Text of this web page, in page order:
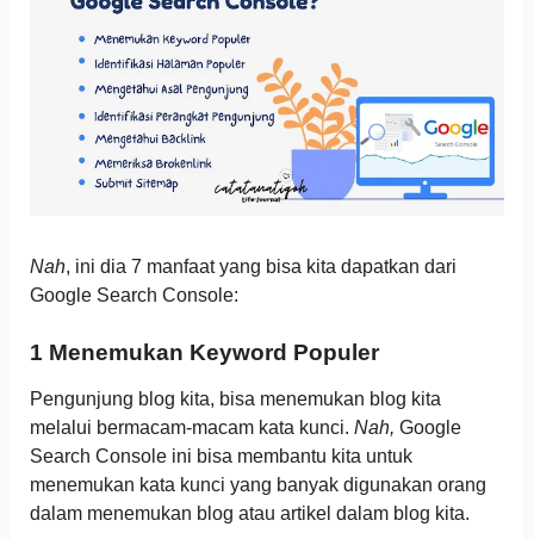
Nah, ini dia 7 manfaat yang bisa kita dapatkan dari
Google Search Console:
1 Menemukan Keyword Populer
Pengunjung blog kita, bisa menemukan blog kita
melalui bermacam-macam kata kunci. Nah, Google
Search Console ini bisa membantu kita untuk
menemukan kata kunci yang banyak digunakan orang
dalam menemukan blog atau artikel dalam blog kita.